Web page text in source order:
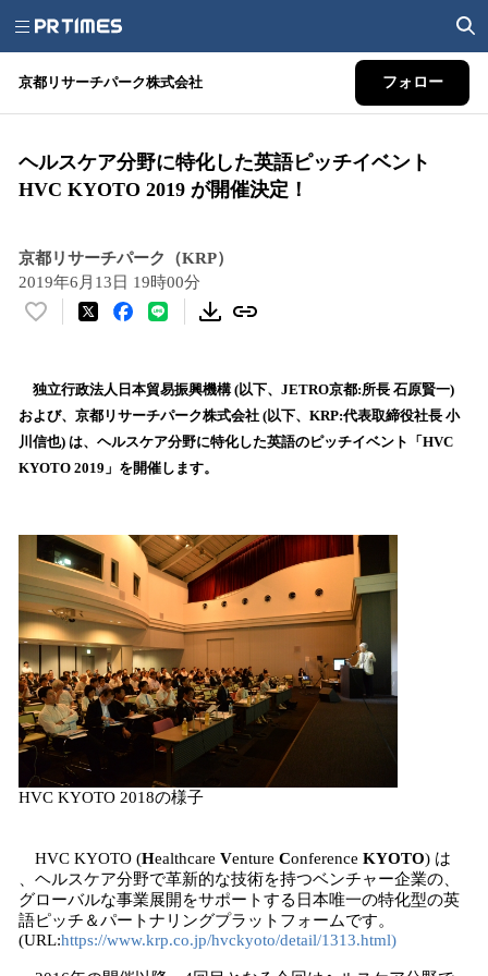
京都リサーチパーク株式会社 フォロー
ヘルスケア分野に特化した英語ピッチイベント
HVC KYOTO 2019 が開催決定！
京都リサーチパーク（KRP）
2019年6月13日 19時00分
い
！
数
を
読
で
す
独立行政法人日本貿易振興機構 (以下、JETRO京都:所長 石原賢一)
および、京都リサーチパーク株式会社 (以下、KRP:代表取締役社長 小
川信也) は、ヘルスケア分野に特化した英語のピッチイベント「HVC
KYOTO 2019」を開催します。
HVC KYOTO 2018の様子
HVC KYOTO (Healthcare Venture Conference KYOTO) は
、ヘルスケア分野で革新的な技術を持つベンチャー企業の、
グローバルな事業展開をサポートする日本唯一の特化型の英
語ピッチ＆パートナリングプラットフォームです。
(URL:https://www.krp.co.jp/hvckyoto/detail/1313.html)